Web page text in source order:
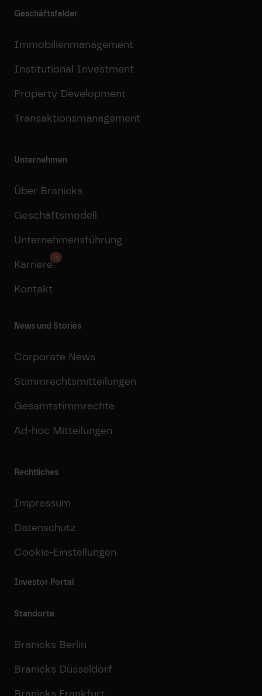
Geschäftsfelder
Immobilienmanagement
Institutional Investment
Property Development
Transaktionsmanagement
Unternehmen
Über Branicks
Geschäftsmodell
Unternehmensführung
Karriere
16
Kontakt
News und Stories
Corporate News
Stimmrechtsmitteilungen
Gesamtstimmrechte
Ad-hoc Mitteilungen
Rechtliches
Impressum
Datenschutz
Cookie-Einstellungen
Investor Portal
Standorte
Branicks Berlin
Branicks Düsseldorf
Branicks Frankfurt